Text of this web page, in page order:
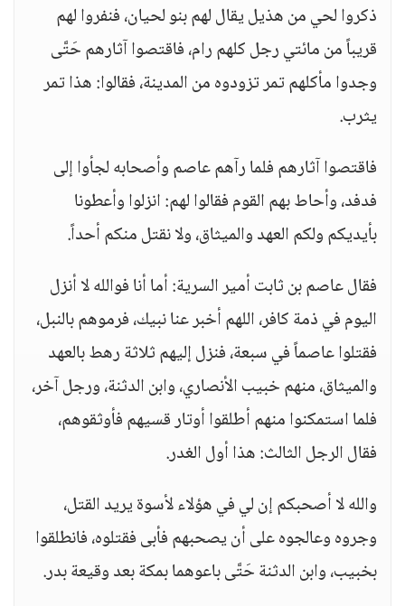
ذكروا لحي من هذيل يقال لهم بنو لحيان، فنفروا لهم
قريباً من مائتي رجل كلهم رام، فاقتصوا آثارهم حَتَّى
وجدوا مأكلهم تمر تزودوه من المدينة، فقالوا: هذا تمر
يثرب.
فاقتصوا آثارهم فلما رآهم عاصم وأصحابه لجأوا إلى
فدفد، وأحاط بهم القوم فقالوا لهم: انزلوا وأعطونا
بأيديكم ولكم العهد والميثاق، ولا نقتل منكم أحداً.
فقال عاصم بن ثابت أمير السرية: أما أنا فوالله لا أنزل
اليوم في ذمة كافر، اللهم أخبر عنا نبيك، فرموهم بالنبل،
فقتلوا عاصماً في سبعة، فنزل إليهم ثلاثة رهط بالعهد
والميثاق، منهم خبيب الأنصاري، وابن الدثنة، ورجل آخر،
فلما استمكنوا منهم أطلقوا أوتار قسيهم فأوثقوهم،
فقال الرجل الثالث: هذا أول الغدر.
والله لا أصحبكم إن لي في هؤلاء لأسوة يريد القتل،
وجروه وعالجوه على أن يصحبهم فأبى فقتلوه، فانطلقوا
بخبيب، وابن الدثنة حَتَّى باعوهما بمكة بعد وقيعة بدر.